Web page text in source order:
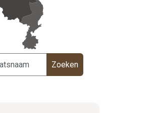
Zoeken